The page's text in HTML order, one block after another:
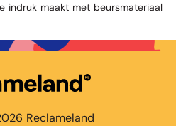
indruk maakt met beursmateriaal
Reclameland